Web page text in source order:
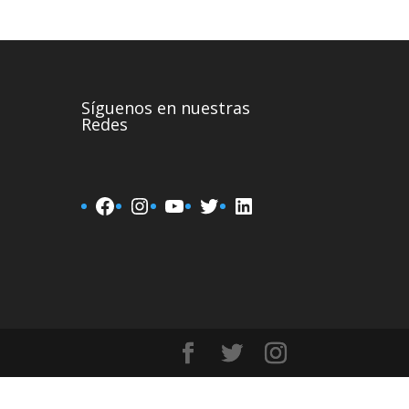
Síguenos en nuestras
Redes
Facebook
Instagram
YouTube
TwitterLinkedIn